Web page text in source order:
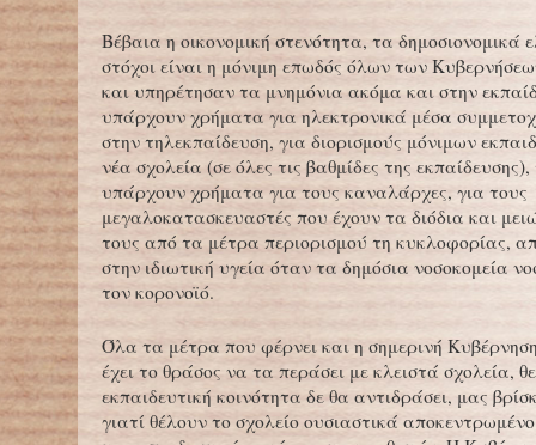
Βέβαια η οικονομική στενότητα, τα δημοσιονομικά
στόχοι είναι η μόνιμη επωδός όλων των
και υπηρέτησαν τα μνημόνια ακόμα και στην
υπάρχουν χρήματα για ηλεκτρονικά μέσα
στην τηλεκπαίδευση, για διορισμούς μόνιμων
νέα σχολεία (σε όλες τις βαθμίδες της
υπάρχουν χρήματα για τους καναλάρχες, για τους
μεγαλοκατασκευαστές που έχουν τα διόδια και
τους από τα μέτρα περιορισμού τη κυκλοφορίας,
στην ιδιωτική υγεία όταν τα δημόσια νοσοκομεία
τον κορονοϊό.
Όλα τα μέτρα που φέρνει και η σημερινή
έχει το θράσος να τα περάσει με κλειστά σχολεία,
εκπαιδευτική κοινότητα δε θα αντιδράσει, μας
γιατί θέλουν το σχολείο ουσιαστικά αποκεντρωμένο